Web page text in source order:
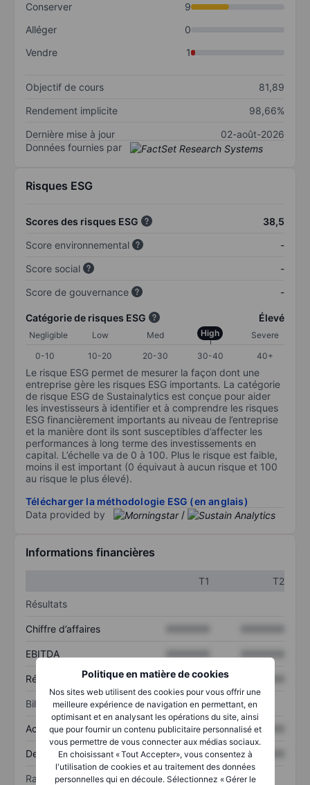
Politique en matière de cookies
Nos sites web utilisent des cookies pour vous offrir une
meilleure expérience de navigation en permettant, en
optimisant et en analysant les opérations du site, ainsi
que pour fournir un contenu publicitaire personnalisé et
vous permettre de vous connecter aux médias sociaux.
En choisissant « Tout Accepter», vous consentez à
l'utilisation de cookies et au traitement des données
personnelles qui en découle. Sélectionnez « Gérer le
Conserver
9
Alléger
0
Vendre
1
Objectif de cours
81,89
Rendement implicite
98,66%
Dernière mise à jour
02-août-2026
Données fournies par
Risques ESG
Scores des risques ESG
38,5
Score environnemental
-
Score social
-
Score de gouvernance
-
Catégorie de risques ESG Élevé
Negligible Low Med High
Severe
0-10
10-20 20-30 30-40 40+
Le risque ESG permet de mesurer la façon dont une
entreprise gère les risques ESG importants. La catégorie
de risque ESG de Sustainalytics est conçue pour aider
les investisseurs à identifier et à comprendre les risques
ESG financièrement importants au niveau de l’entreprise
et la manière dont ils sont susceptibles d’affecter les
performances à long terme des investissements en
capital. L’échelle va de 0 à 100. Plus le risque est faible,
moins il est important (0 équivaut à aucun risque et 100
au risque le plus élevé).
Télécharger la méthodologie ESG (en anglais)
Data provided by
/
Informations financières
T1
T2
Résultats
Chiffre d’affaires
EBITDA
Résultat net XXXXXXX
Bilan
Actif total XXXXXXX XXXXXXX
Dette totale XXXXXXX XXXXXXX
Ratios